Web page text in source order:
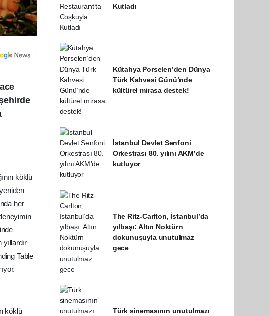
köklü
her
Table
köklü
Kutladı
Kütahya Porselen’den Dünya
Türk Kahvesi Günü’nde
kültürel mirasa destek!
İstanbul Devlet Senfoni
Orkestrası 80. yılını AKM’de
kutluyor
The Ritz-Carlton, İstanbul’da
yılbaşı: Altın Noktürn
dokunuşuyla unutulmaz
gece
Türk sinemasının unutulmazı